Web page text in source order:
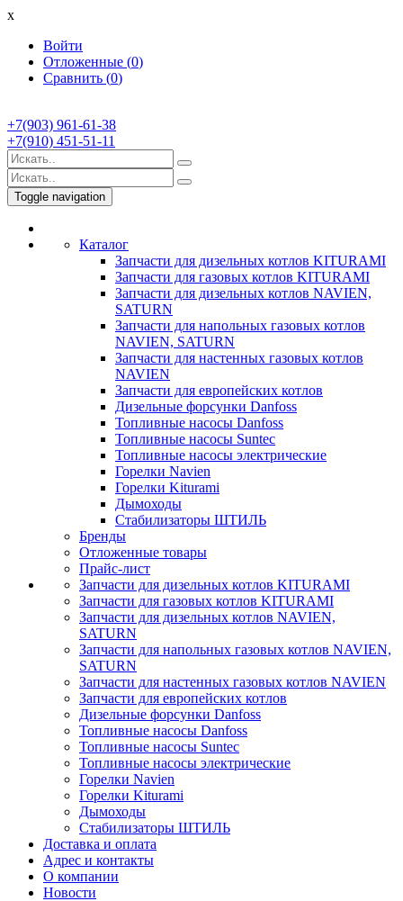
x
Войти
Отложенные (0)
Сравнить (0)
+7(903) 961-61-38
+7(910) 451-51-11
Toggle navigation
Каталог
Запчасти для дизельных котлов KITURAMI
Запчасти для газовых котлов KITURAMI
Запчасти для дизельных котлов NAVIEN,
SATURN
Запчасти для напольных газовых котлов
NAVIEN, SATURN
Запчасти для настенных газовых котлов
NAVIEN
Запчасти для европейских котлов
Дизельные форсунки Danfoss
Топливные насосы Danfoss
Топливные насосы Suntec
Топливные насосы электрические
Горелки Navien
Горелки Kiturami
Дымоходы
Стабилизаторы ШТИЛЬ
Бренды
Отложенные товары
Прайс-лист
Запчасти для дизельных котлов KITURAMI
Запчасти для газовых котлов KITURAMI
Запчасти для дизельных котлов NAVIEN,
SATURN
Запчасти для напольных газовых котлов NAVIEN,
SATURN
Запчасти для настенных газовых котлов NAVIEN
Запчасти для европейских котлов
Дизельные форсунки Danfoss
Топливные насосы Danfoss
Топливные насосы Suntec
Топливные насосы электрические
Горелки Navien
Горелки Kiturami
Дымоходы
Стабилизаторы ШТИЛЬ
Доставка и оплата
Адрес и контакты
О компании
Новости